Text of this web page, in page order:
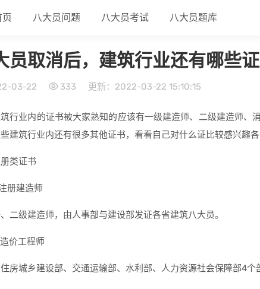
页 八大员问题 八大员考试 八大员题库
员取消后，建筑行业还有哪些证
03-22 333 更新：2022-03-22 15:10:15
行业内的证书被大家熟知的应该有一级建造师、二级建造师、
建筑行业内还有很多其他证书，看看自己对什么证比较感兴趣各
类证书
册建造师
二级建造师，由人事部与建设部发证各省建筑八大员。
价工程师
房城乡建设部、交通运输部、水利部、人力资源社会保障部4个